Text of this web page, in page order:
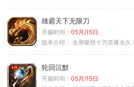
雄霸天下无限刀
开服时间： 05月/15日
版本介绍： 全屏吸怪十万首爆永久
轮回沉默
开服时间： 05月/15日